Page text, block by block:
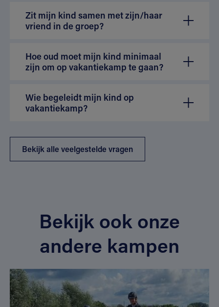
Zit mijn kind samen met zijn/haar
vriend in de groep?
Hoe oud moet mijn kind minimaal
zijn om op vakantiekamp te gaan?
Wie begeleidt mijn kind op
vakantiekamp?
Bekijk alle veelgestelde vragen
Bekijk ook onze
andere kampen